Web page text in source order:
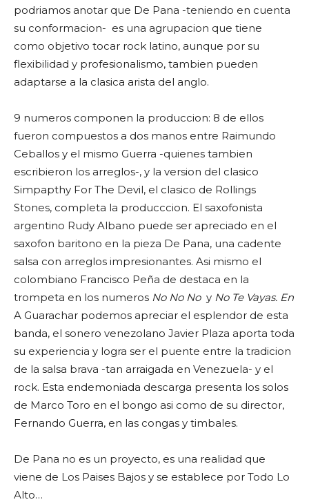
podriamos anotar que De Pana -teniendo en cuenta
su conformacion- es una agrupacion que tiene
como objetivo tocar rock latino, aunque por su
flexibilidad y profesionalismo, tambien pueden
adaptarse a la clasica arista del anglo.
9 numeros componen la produccion: 8 de ellos
fueron compuestos a dos manos entre Raimundo
Ceballos y el mismo Guerra -quienes tambien
escribieron los arreglos-, y la version del clasico
Simpapthy For The Devil, el clasico de Rollings
Stones, completa la producccion. El saxofonista
argentino Rudy Albano puede ser apreciado en el
saxofon baritono en la pieza De Pana, una cadente
salsa con arreglos impresionantes. Asi mismo el
colombiano Francisco Peña de destaca en la
trompeta en los numeros No No No y No Te Vayas. En
A Guarachar podemos apreciar el esplendor de esta
banda, el sonero venezolano Javier Plaza aporta toda
su experiencia y logra ser el puente entre la tradicion
de la salsa brava -tan arraigada en Venezuela- y el
rock. Esta endemoniada descarga presenta los solos
de Marco Toro en el bongo asi como de su director,
Fernando Guerra, en las congas y timbales.
De Pana no es un proyecto, es una realidad que
viene de Los Paises Bajos y se establece por Todo Lo
Alto…